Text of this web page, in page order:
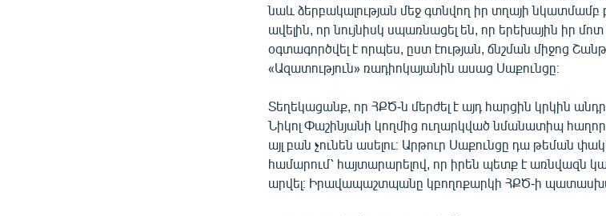
նաև ձերբակալության մեջ գտնվող իր տղայի նկատմամբ
ավելին, որ նույնիսկ սպառնացել են, որ երեխային իր
օգտագործվել է որպես, ըստ էության, ճնշման միջոց
«Ազատություն» ռադիոկայանին ասաց Սաքունցը։
Տեղեկացանք, որ ՀՔԾ-ն մերժել է այդ հարցին կրկին
Նիկոլ Փաշինյանի կողմից ուղարկված նմանատիպ
այլ բան չունեն ասելու։ Արթուր Սաքունցը դա թեման
համարում՝ հայտարարելով, որ իրեն պետք է առնվազն
արվել։ Իրավապաշտպանը կբողոքարկի ՀՔԾ-ի